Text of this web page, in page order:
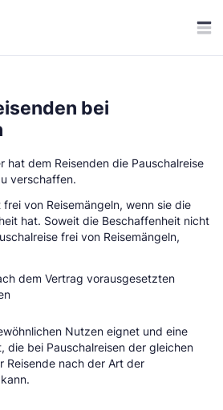
bei
hat dem Reisenden die Pauschalreise
verschaffen.
frei von Reisemängeln, wenn sie die
hat. Soweit die Beschaffenheit nicht
frei von Reisemängeln,
dem Vertrag vorausgesetzten
Nutzen eignet und eine
die bei Pauschalreisen der gleichen
Reisende nach der Art der